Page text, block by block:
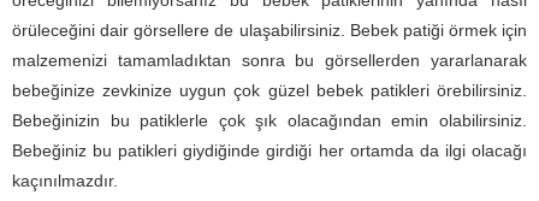
örüleceğini dair görsellere de ulaşabilirsiniz. Bebek patiği örmek için
malzemenizi tamamladıktan sonra bu görsellerden yararlanarak
bebeğinize zevkinize uygun çok güzel bebek patikleri örebilirsiniz.
Bebeğinizin bu patiklerle çok şık olacağından emin olabilirsiniz.
Bebeğiniz bu patikleri giydiğinde girdiği her ortamda da ilgi olacağı
kaçınılmazdır.